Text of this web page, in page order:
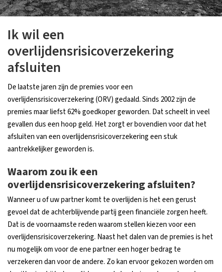
Ik wil een
overlijdensrisicoverzekering
afsluiten
De laatste jaren zijn de premies voor een
overlijdensrisicoverzekering (ORV) gedaald. Sinds 2002 zijn de
premies maar liefst 62% goedkoper geworden. Dat scheelt in veel
gevallen dus een hoop geld. Het zorgt er bovendien voor dat het
afsluiten van een overlijdensrisicoverzekering een stuk
aantrekkelijker geworden is.
Waarom zou ik een
overlijdensrisicoverzekering afsluiten?
Wanneer u of uw partner komt te overlijden is het een gerust
gevoel dat de achterblijvende partij geen financiële zorgen heeft.
Dat is de voornaamste reden waarom stellen kiezen voor een
overlijdensrisicoverzekering. Naast het dalen van de premies is het
nu mogelijk om voor de ene partner een hoger bedrag te
verzekeren dan voor de andere. Zo kan ervoor gekozen worden om